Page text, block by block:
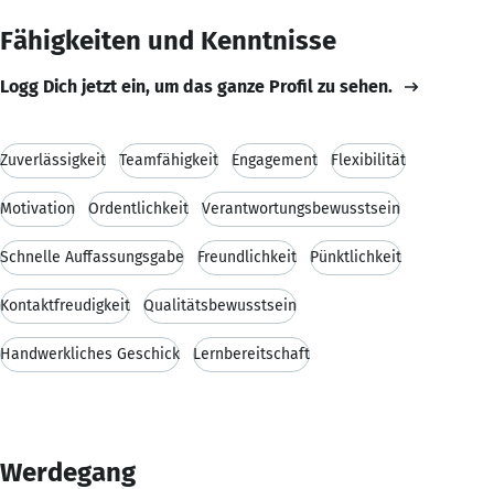
Fähigkeiten und Kenntnisse
Logg Dich jetzt ein, um das ganze Profil zu sehen.
Zuverlässigkeit Teamfähigkeit Engagement Flexibilität
Motivation Ordentlichkeit Verantwortungsbewusstsein
Schnelle Auffassungsgabe Freundlichkeit Pünktlichkeit
Kontaktfreudigkeit Qualitätsbewusstsein
Handwerkliches Geschick Lernbereitschaft
Werdegang